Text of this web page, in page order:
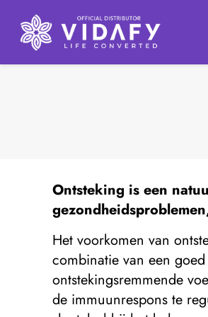
Ontsteking is een
Het voorkomen van
combinatie van een
ontstekingsremmende
de immuunrespons te